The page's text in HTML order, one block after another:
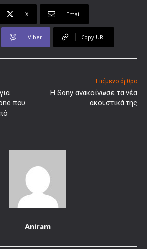
X Email
Viber Copy URL
που
Επόμενο άρθρο
Η Sony ανακοίνωσε τα νέα
ακουστικά της
Aniram